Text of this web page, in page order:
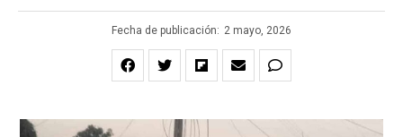
Fecha de publicación: 2 mayo, 2026